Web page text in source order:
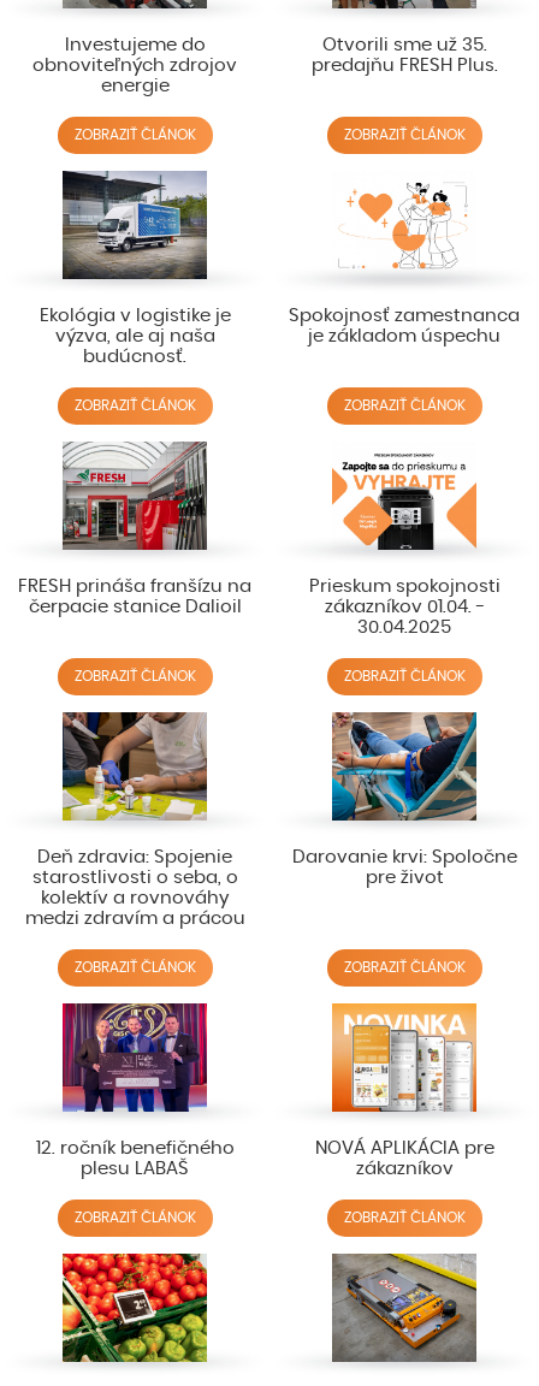
Investujeme do
obnoviteľných zdrojov
energie
ZOBRAZIŤ ČLÁNOK
Otvorili sme už 35.
predajňu FRESH Plus.
ZOBRAZIŤ ČLÁNOK
Ekológia v logistike je
výzva, ale aj naša
budúcnosť.
ZOBRAZIŤ ČLÁNOK
Spokojnosť zamestnanca
je základom úspechu
ZOBRAZIŤ ČLÁNOK
FRESH prináša franšízu na
čerpacie stanice Dalioil
ZOBRAZIŤ ČLÁNOK
Prieskum spokojnosti
zákazníkov 01.04. -
30.04.2025
ZOBRAZIŤ ČLÁNOK
Deň zdravia: Spojenie
starostlivosti o seba, o
kolektív a rovnováhy
medzi zdravím a prácou
ZOBRAZIŤ ČLÁNOK
Darovanie krvi: Spoločne
pre život
ZOBRAZIŤ ČLÁNOK
12. ročník benefičného
plesu LABAŠ
ZOBRAZIŤ ČLÁNOK
NOVÁ APLIKÁCIA pre
zákazníkov
ZOBRAZIŤ ČLÁNOK